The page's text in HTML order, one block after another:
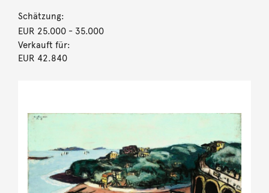
Schätzung:
EUR 25.000- 35.000
Verkauft für:
EUR 42.840